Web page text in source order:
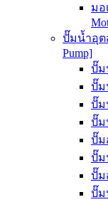
มอ
ปั๊มน้ำอุต
Pump]
ปั๊ม
ปั๊ม
ปั๊ม
ปั๊ม
ปั๊ม
ปั๊ม
ปั๊ม
ปั๊ม